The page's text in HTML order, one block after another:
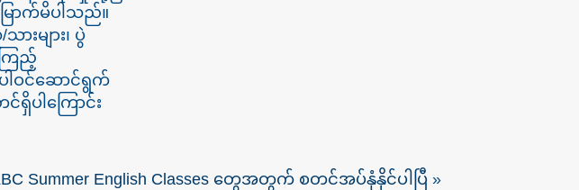
ာက်မိပါသည်။
းများ၊ ပွဲ
ြည့်
ါဝင်ဆောင်ရွက်
ရှိပါကြောင်း
Summer English Classes တွေအတွက် စတင်အပ်နှံနိုင်ပါပြီ »